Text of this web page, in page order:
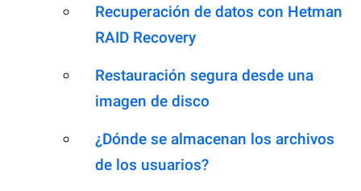
Recuperación de datos con Hetman
RAID Recovery
Restauración segura desde una
imagen de disco
¿Dónde se almacenan los archivos
de los usuarios?